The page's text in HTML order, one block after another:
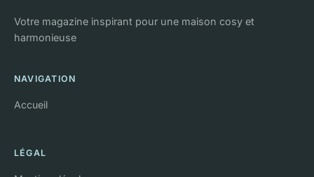
Votre magazine inspirant pour une maison cosy et
harmonieuse
NAVIGATION
Accueil
LÉGAL